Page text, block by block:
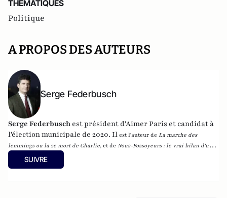
THEMATIQUES
Politique
A PROPOS DES AUTEURS
Serge Federbusch
Serge Federbusch est président d'Aimer Paris et candidat à
l'élection municipale de 2020. Il est l'auteur de La marche des
lemmings ou la 2e mort de Charlie, et de Nous-Fossoyeurs : le vrai bilan d'un
fatal quinquennat
SUIVRE